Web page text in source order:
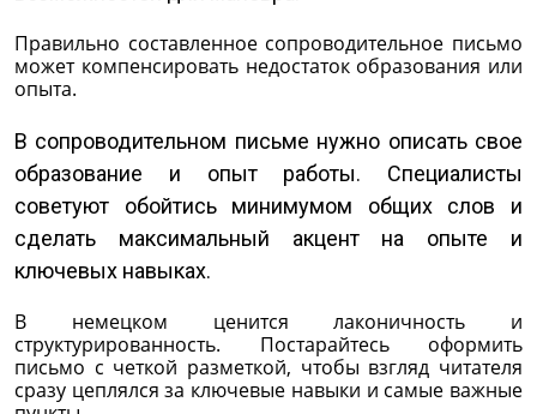
Правильно составленное сопроводительное письмо
может компенсировать недостаток образования или
опыта.
В сопроводительном письме нужно описать свое
образование и опыт работы. Специалисты
советуют обойтись минимумом общих слов и
сделать максимальный акцент на опыте и
ключевых навыках.
В немецком ценится лаконичность и
структурированность. Постарайтесь оформить
письмо с четкой разметкой, чтобы взгляд читателя
сразу цеплялся за ключевые навыки и самые важные